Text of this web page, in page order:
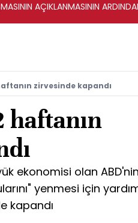
AÇIKLANMASININ
zirvesinde kapandı
haftanın
ekonomisi olan
yenmesi için
kapandı